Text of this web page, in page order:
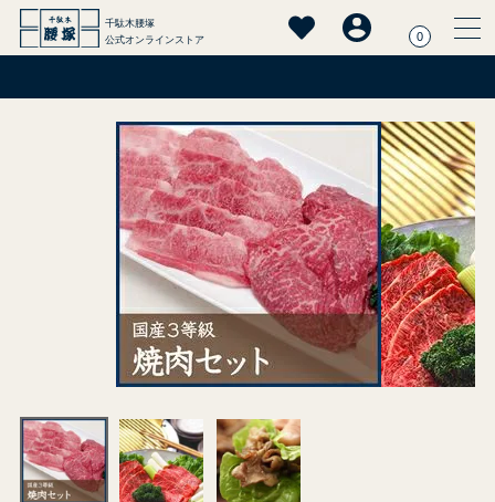
千駄木腰塚
公式オンラインストア
0